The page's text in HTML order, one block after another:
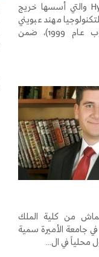
أدرجت شركة Hyperpay والتي أسسها خريج
مهند عبويني
(تخصص علـم الحاسوب عـام 1999)، ضمن
من كلية الملك
في جامعة الأميرة سمية
محلياً في ال...